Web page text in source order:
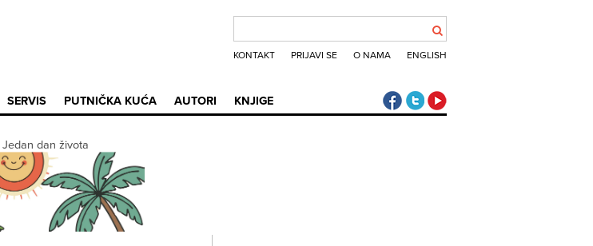
KONTAKT PRIJAVI SE O NAMA ENGLISH
SERVIS PUTNIČKA KUĆA AUTORI KNJIGE Klub putnika Facebook
Klub putnika Twitter
Jedan dan života